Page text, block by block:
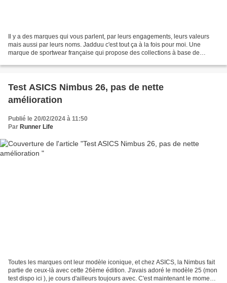
Il y a des marques qui vous parlent, par leurs engagements, leurs valeurs
mais aussi par leurs noms. Jadduu c'est tout ça à la fois pour moi. Une
marque de sportwear française qui propose des collections à base de
Test ASICS Nimbus 26, pas de nette
amélioration
Publié le 20/02/2024 à 11:50
Par Runner Life
Toutes les marques ont leur modèle iconique, et chez ASICS, la Nimbus fait
partie de ceux-là avec cette 26ème édition. J'avais adoré le modèle 25 (mon
test dispo ici ), je cours d'ailleurs toujours avec. C'est maintenant le moment